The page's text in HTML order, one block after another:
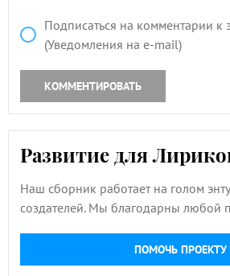
Подписаться на комментарии к
(Уведомления на e-mail)
КОММЕНТИРОВАТЬ
Развитие для
Наш сборник работает на голом
создателей. Мы благодарны любой
ПОМОЧЬ ПРОЕКТУ